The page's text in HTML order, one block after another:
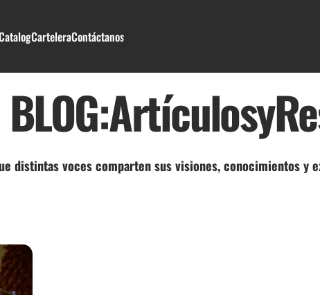
CarteleraContáctanos
BLOG:Artículosy
distintas voces comparten sus visiones, conocimientos y